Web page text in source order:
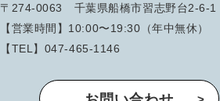
〒274-0063 千葉県船橋市習志野台2-6-1
【営業時間】10:00〜19:30（年中無休）
【TEL】047-465-1146